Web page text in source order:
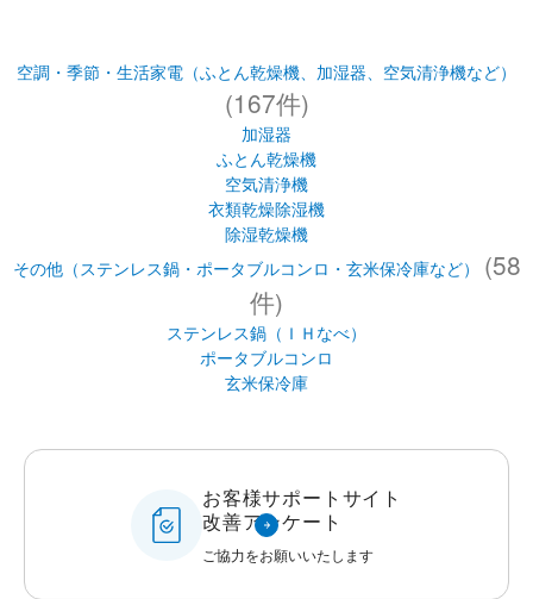
空調・季節・生活家電（ふとん乾燥機、加湿器、空気清浄機など）
(167件)
加湿器
ふとん乾燥機
空気清浄機
衣類乾燥除湿機
除湿乾燥機
その他（ステンレス鍋・ポータブルコンロ・玄米保冷庫など）
(58
件)
ステンレス鍋（ＩＨなべ）
ポータブルコンロ
玄米保冷庫
お客様サポートサイト
改善アンケート
ご協力をお願いいたします